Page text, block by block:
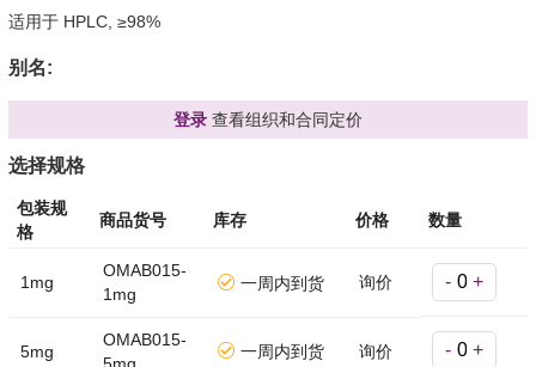
适用于 HPLC, ≥98%
别名:
登录 查看组织和合同定价
选择规格
包装规
格
商品货号 库存 价格 数量
1mg
OMAB015-
1mg
一周内到货 询价 - +
5mg
OMAB015-
一周内到货 询价 - +